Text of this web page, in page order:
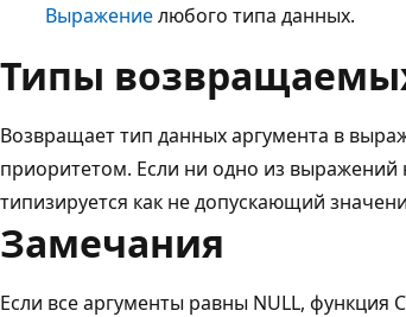
Выражениелюбого типа данных.
Типы
Возвращает тип данных аргумента в
приоритетом. Если ни одно из выражений
типизируется как не допускающий
Замечания
Если все аргументы равны NULL, функция